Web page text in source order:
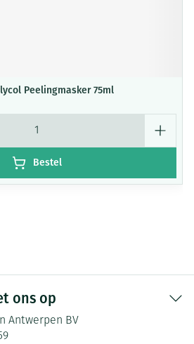
Peelingmasker 75ml
Bestel
ons op
Antwerpen BV